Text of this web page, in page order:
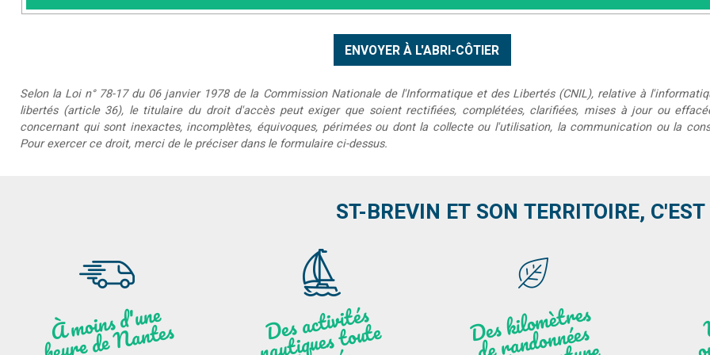
Selon la Loi n° 78-17 du 06 janvier 1978 de la Commission Nationale de l'Informatique et des Libertés (CNIL), relative à
libertés (article 36), le titulaire du droit d'accès peut exiger que soient rectifiées, complétées, clarifiées, mises à jour ou
concernant qui sont inexactes, incomplètes, équivoques, périmées ou dont la collecte ou l'utilisation, la communication ou la
Pour exercer ce droit, merci de le préciser dans le formulaire ci-dessus.
ST-BREVIN ET SON TERRITOIRE,
À
moi
ns
d'u
ne
heu
re
de
N
a
ntes Des
activités
n
auti
ques toute
l'
a
n Des
kilo
mèt
res
de
r
a
n
do
n
nées
e
n
plei
ne
n
atu